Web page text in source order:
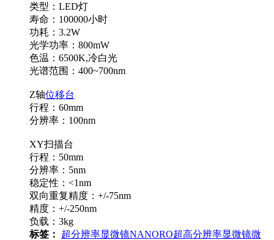
类型：LED灯
寿命：100000小时
功耗：3.2W
光学功率：800mW
色温：6500K,冷白光
光谱范围：400~700nm
Z轴位移台
行程：60mm
分辨率：100nm
XY扫描台
行程：50mm
分辨率：5nm
稳定性：<1nm
双向重复精度：+/-75nm
精度：+/-250nm
负载：3kg
标签：
超分辨率显微镜NANORO超高分辨率显微镜微